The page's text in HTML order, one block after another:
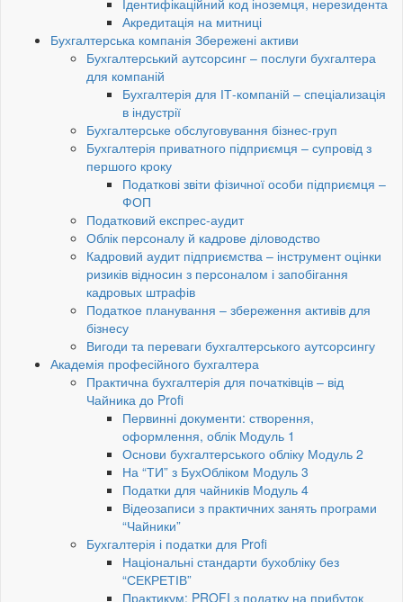
Ідентифікаційний код іноземця, нерезидента
Акредитація на митниці
Бухгалтерська компанія Збережені активи
Бухгалтерський аутсорсинг – послуги бухгалтера
для компаній
Бухгалтерія для ІТ-компаній – спеціализація
в індустрії
Бухгалтерське обслуговування бізнес-груп
Бухгалтерія приватного підприємця – супровід з
першого кроку
Податкові звіти фізичної особи підприємця –
ФОП
Податковий експрес-аудит
Облік персоналу й кадрове діловодство
Кадровий аудит підприємства – інструмент оцінки
ризиків відносин з персоналом і запобігання
кадровых штрафів
Податкое планування – збереження активів для
бізнесу
Вигоди та переваги бухгалтерського аутсорсингу
Академія професійного бухгалтера
Практична бухгалтерія для початківців – від
Чайника до Profi
Первинні документи: створення,
оформлення, облік Модуль 1
Основи бухгалтерського обліку Модуль 2
На “ТИ” з БухОбліком Модуль 3
Податки для чайників Модуль 4
Відеозаписи з практичних занять програми
“Чайники”
Бухгалтерія і податки для Profi
Національні стандарти бухобліку без
“СЕКРЕТІВ”
Практикум: PROFI з податку на прибуток